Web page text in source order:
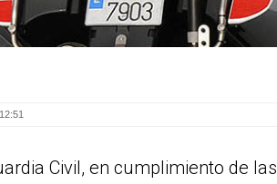
Civil, en cumplimiento de las